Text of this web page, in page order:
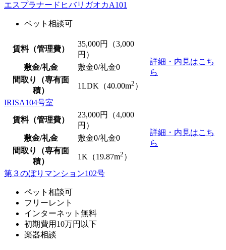
エスプラナードヒバリガオカA101
ペット相談可
賃料（管理費）
35,000円（3,000
円）
詳細・内見はこち
ら
敷金/礼金 敷金0/礼金0
間取り（専有面
積）
1LDK（40.00m2 ）
IRISA104号室
賃料（管理費）
23,000円（4,000
円）
詳細・内見はこち
ら
敷金/礼金 敷金0/礼金0
間取り（専有面
積）
1K（19.87m2 ）
第３のぼりマンション102号
ペット相談可
フリーレント
インターネット無料
初期費用10万円以下
楽器相談